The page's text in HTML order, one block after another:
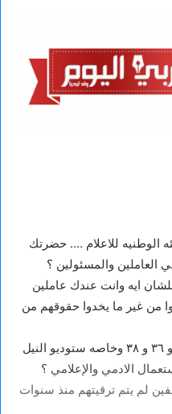
الوطنيه للاعلام …. حضرتك
والمسئولين ؟
ايه وانت عندك عاملين
من غير ما يخدوا حقوقهم من
حفل ام كلثوم ايه وانت عندك ستوديو ٣٦ و ٣٨ وخاصه ستوديو النيل
الادمي والإعلامي ؟
لم يتم ترقيتهم منذ سنوات